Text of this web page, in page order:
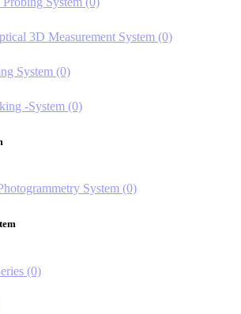
3D Measurement System (0)
System (0)
-System (0)
System (0)
(0)